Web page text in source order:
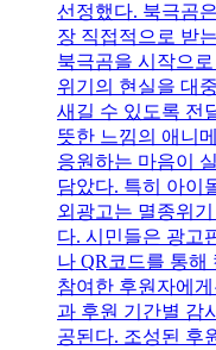
선정했다. 북극곰
장 직접적으로 받
북극곰을 시작으
위기의 현실을 대
새길 수 있도록 전
뜻한 느낌의 애니
응원하는 마음이
담았다. 특히 아이
외광고는 멸종위
다. 시민들은 광고
나 QR코드를 통해
참여한 후원자에
과 후원 기간별 감
공된다. 조성된 후